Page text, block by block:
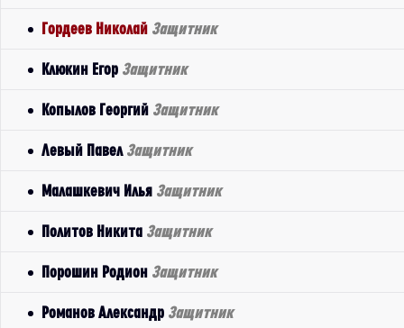
Гордеев Николай Защитник
Клюкин Егор Защитник
Копылов Георгий Защитник
Левый Павел Защитник
Малашкевич Илья Защитник
Политов Никита Защитник
Порошин Родион Защитник
Романов Александр Защитник